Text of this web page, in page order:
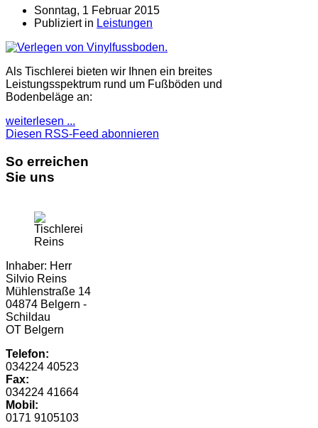
Sonntag, 1 Februar 2015
Publiziert in Leistungen
Als Tischlerei bieten wir Ihnen ein breites
Leistungsspektrum rund um Fußböden und
Bodenbeläge an:
weiterlesen ...
Diesen RSS-Feed abonnieren
So erreichen
Sie uns
Inhaber: Herr
Silvio Reins
Mühlenstraße 14
04874 Belgern -
Schildau
OT Belgern
Telefon:
034224 40523
Fax:
034224 41664
Mobil:
0171 9105103